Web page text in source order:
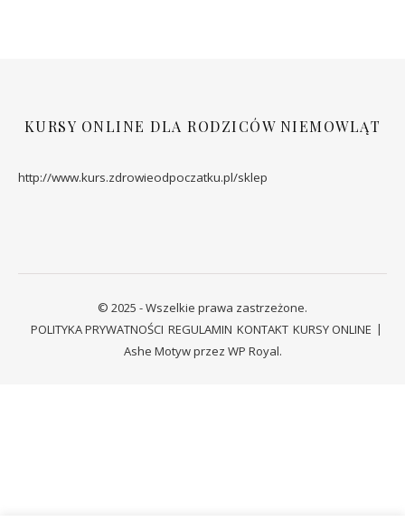
KURSY ONLINE DLA RODZICÓW NIEMOWLĄT
http://www.kurs.zdrowieodpoczatku.pl/sklep
© 2025 - Wszelkie prawa zastrzeżone.
POLITYKA PRYWATNOŚCI REGULAMIN KONTAKT KURSY ONLINE
Ashe Motyw przez WP Royal.